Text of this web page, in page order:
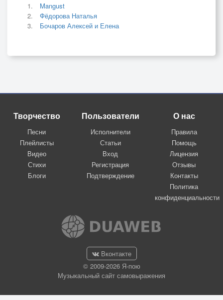
Mangust
Фёдорова Наталья
Бочаров Алексей и Елена
Творчество
Песни
Плейлисты
Видео
Стихи
Блоги
Пользователи
Исполнители
Статьи
Вход
Регистрация
Подтверждение
О нас
Правила
Помощь
Лицензия
Отзывы
Контакты
Политика
конфиденциальности
Вконтакте
© 2009-2026 Я-пою
Музыкальный сайт самовыражения